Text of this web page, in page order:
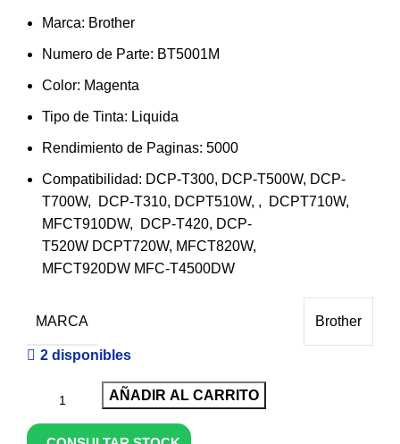
Marca: Brother
Numero de Parte: BT5001M
Color: Magenta
Tipo de Tinta: Liquida
Rendimiento de Paginas: 5000
Compatibilidad: DCP-T300, DCP-T500W, DCP-
T700W, DCP-T310, DCPT510W, , DCPT710W,
MFCT910DW, DCP-T420, DCP-
T520W DCPT720W, MFCT820W,
MFCT920DW MFC-T4500DW
MARCA Brother
2 disponibles
AÑADIR AL CARRITO